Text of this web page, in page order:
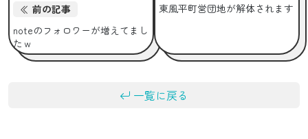
前の記事
noteのフォロワーが増えてまし
たｗ
東風平町営団地が解体されます
一覧に戻る